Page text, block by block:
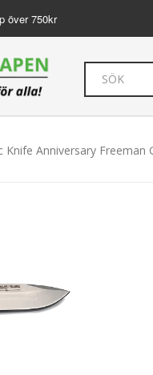
över 750kr
Knife Anniversary Freeman